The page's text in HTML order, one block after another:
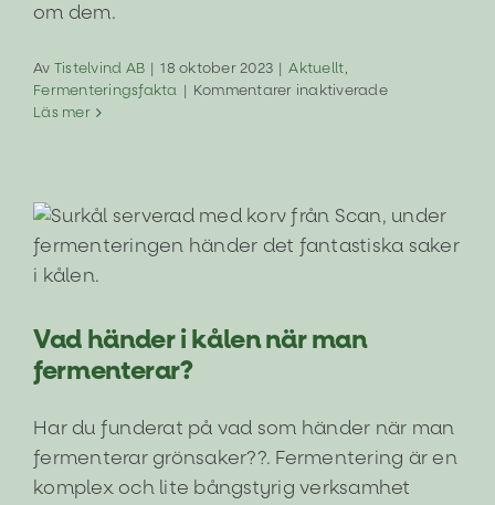
om dem.
Av Tistelvind AB | 18 oktober 2023 | Aktuellt,
Fermenteringsfakta | Kommentarer inaktiveradeför
Tistelvinds
Läs mer
Vad händer i kålen när man
Vad händer i kålen när man
fermenterar?
Har du funderat på vad som händer när man
fermenterar grönsaker??. Fermentering är en
komplex och lite bångstyrig verksamhet